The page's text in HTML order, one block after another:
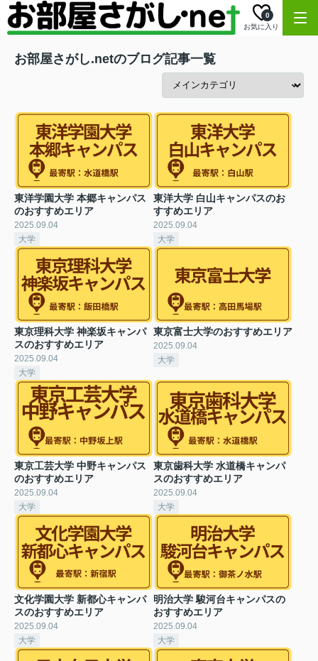
お気に入り
0
お部屋さがし.netのブログ記事一覧
東洋学園大学 本郷キャンパス
のおすすめエリア
2025.09.04
大学
東洋大学 白山キャンパスのお
すすめエリア
2025.09.04
大学
東京理科大学 神楽坂キャンパ
スのおすすめエリア
2025.09.04
大学
東京富士大学のおすすめエリア
2025.09.04
大学
東京工芸大学 中野キャンパス
のおすすめエリア
2025.09.04
大学
東京歯科大学 水道橋キャンパ
スのおすすめエリア
2025.09.04
大学
文化学園大学 新都心キャンパ
スのおすすめエリア
2025.09.04
大学
明治大学 駿河台キャンパスの
おすすめエリア
2025.09.04
大学